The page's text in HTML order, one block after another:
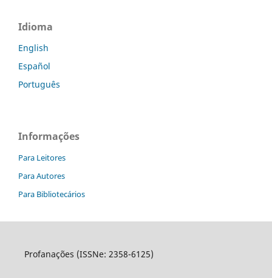
Idioma
English
Español
Português
Informações
Para Leitores
Para Autores
Para Bibliotecários
Profanações (ISSNe: 2358-6125)